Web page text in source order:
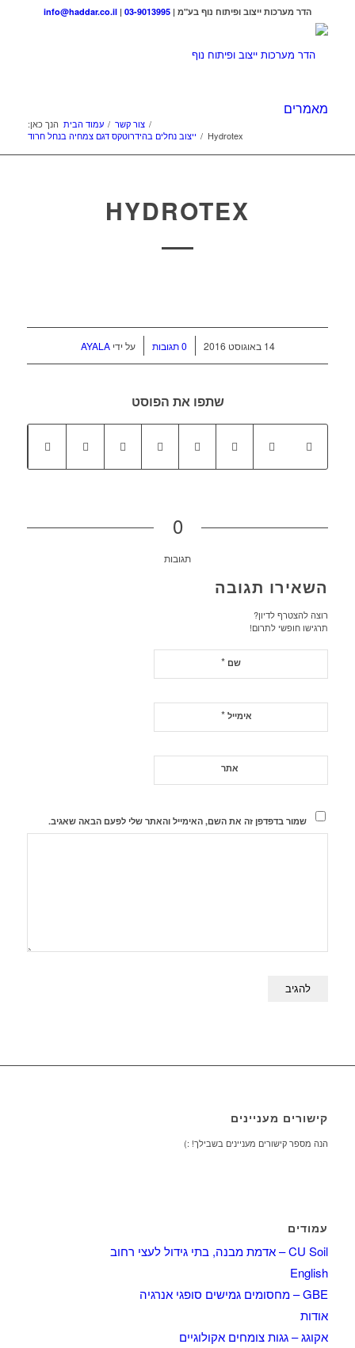
הדר מערכות ייצוב ופיתוח נוף בע"מ | 03-9013995
|
info@haddar.co.il
מאמרים
הנך כאן: עמוד הבית / צור קשר /
ייצוב נחלים בהידרוטקס דגם צמחיה בנחל חרוד / Hydrotex
HYDROTEX
14 באוגוסט 2016 / 0 תגובות על ידיAYALA
שתפו את הפוסט
0
תגובות
השאירו תגובה
רוצה להצטרף לדיון?
תרגישו חופשי לתרום!
שם*
אימייל*
אתר
שמור בדפדפן זה את השם, האימייל והאתר שלי לפעם הבאה שאגיב.
קישורים מעניינים
הנה מספר קישורים מעניינים בשבילך! :)
עמודים
CU Soil – אדמת מבנה, בתי גידול לעצי רחוב
English
GBE – מחסומים גמישים סופגי אנרגיה
אודות
אקוגג – גגות צומחים אקולוגיים